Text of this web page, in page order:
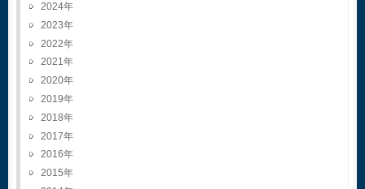
2024
2023
2022
2021
2020
2019
2018
2017
2016
2015